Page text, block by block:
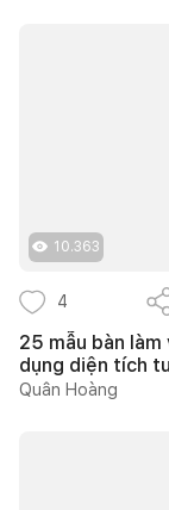
10.363
4
25 mẫu bàn
dụng diện tích
Quân Hoàng